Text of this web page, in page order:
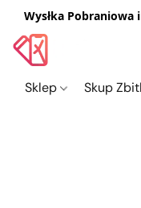
Wysłka Pobraniowa
Sklep Skup